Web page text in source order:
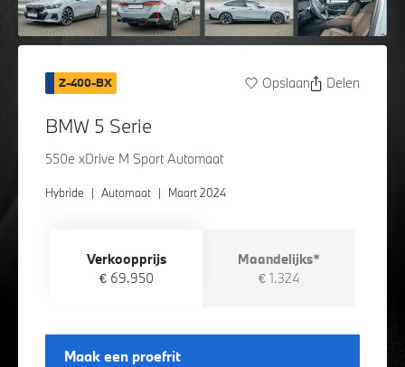
Z-400-BX Opslaan Delen
BMW 5 Serie
550e xDrive M Sport Automaat
Hybride | Automaat | Maart 2024
Verkoopprijs
€ 69.950
Maandelijks*
€ 1.324
Maak een proefrit